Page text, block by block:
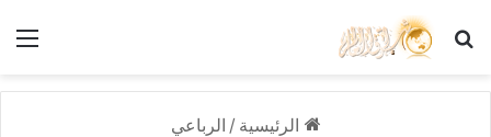
بحث عن
الرئيسية / الرباعي